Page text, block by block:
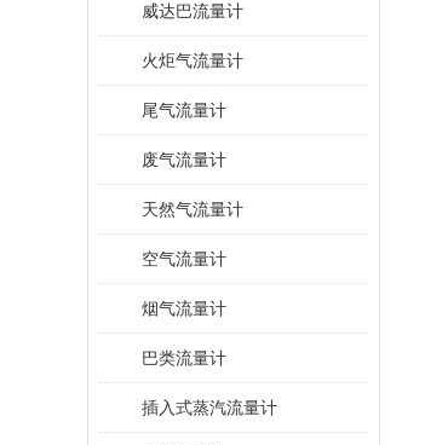
威达巴流量计
火炬气流量计
尾气流量计
废气流量计
天然气流量计
空气流量计
烟气流量计
巴类流量计
插入式蒸汽流量计